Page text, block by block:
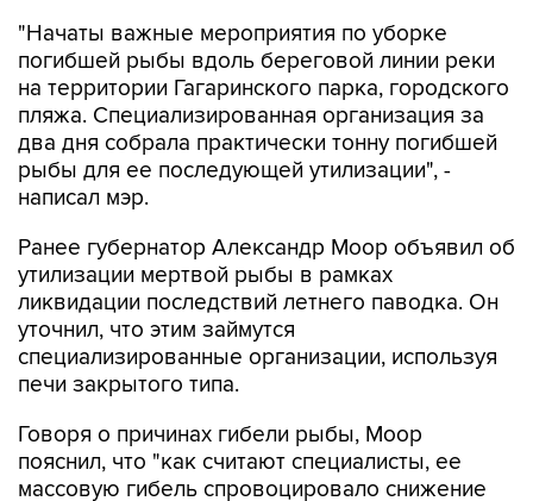
"Начаты важные мероприятия по уборке
погибшей рыбы вдоль береговой линии реки
на территории Гагаринского парка, городского
пляжа. Специализированная организация за
два дня собрала практически тонну погибшей
рыбы для ее последующей утилизации", -
написал мэр.
Ранее губернатор Александр Моор объявил об
утилизации мертвой рыбы в рамках
ликвидации последствий летнего паводка. Он
уточнил, что этим займутся
специализированные организации, используя
печи закрытого типа.
Говоря о причинах гибели рыбы, Моор
пояснил, что "как считают специалисты, ее
массовую гибель спровоцировало снижение